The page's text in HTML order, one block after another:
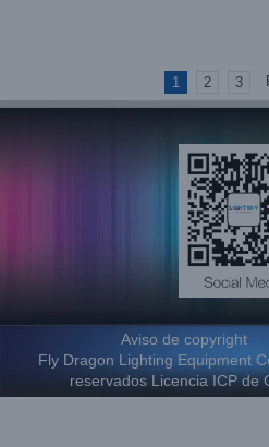
1 2 3
Aviso de copyright
Fly Dragon Lighting Equipment
reservados Licencia ICP de